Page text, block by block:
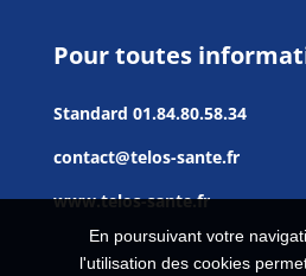
Pour toutes
Standard 01.84.80.58.34
contact@telos-sante.fr
www.telos-sante.fr
En poursuivant votre
l'utilisation des cookies